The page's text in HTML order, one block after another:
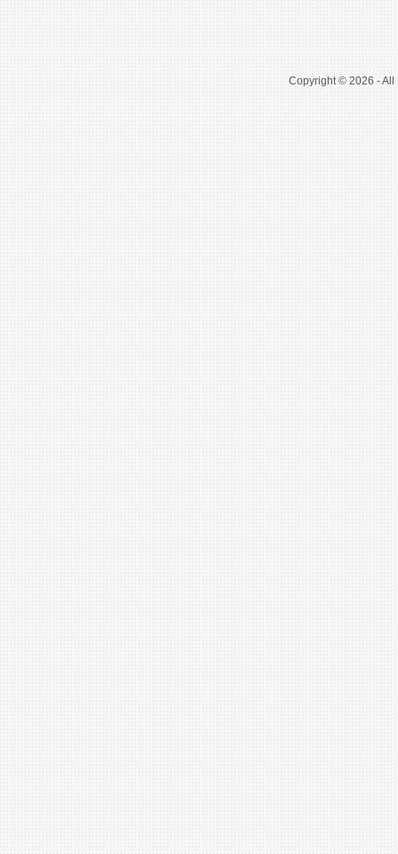
Copyright © 2026 - All